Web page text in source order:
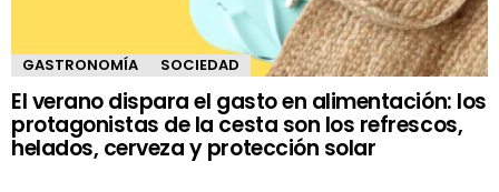
GASTRONOMÍA SOCIEDAD
El verano dispara el gasto en alimentación: los
protagonistas de la cesta son los refrescos,
helados, cerveza y protección solar